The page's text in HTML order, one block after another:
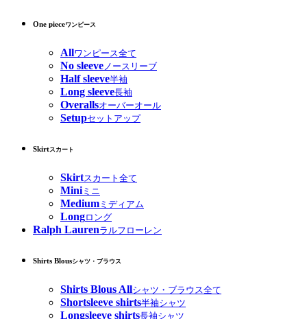
One pieceワンピース
Allワンピース全て
No sleeveノースリーブ
Half sleeve半袖
Long sleeve長袖
Overallsオーバーオール
Setupセットアップ
Skirtスカート
Skirtスカート全て
Miniミニ
Medium ミディアム
Longロング
Ralph Laurenラルフローレン
Shirts Blousシャツ・ブラウス
Shirts Blous Allシャツ・ブラウス全て
Shortsleeve shirts半袖シャツ
Longsleeve shirts長袖シャツ